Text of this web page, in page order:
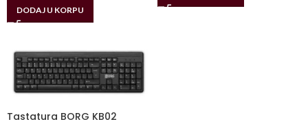
DODAJ U KORPU
Tastatura BORG KB02